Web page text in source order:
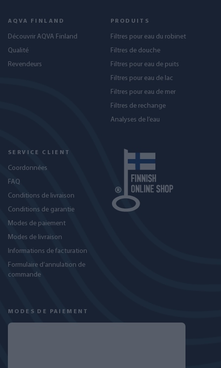
AQVA FINLAND
Découvrir AQVA Finland
Qualité
Revendeurs
PRODUITS
Filtres pour eau du robinet
Filtres de douche
Filtres pour eau de puits
Filtres pour eau de lac
Filtres pour eau de mer
Filtres de rechange
Analyses de l’eau
SERVICE CLIENT
Coordonnées
FAQ
Conditions de livraison
Conditions de garantie
Modes de paiement
Modes de livraison
Informations de facturation
Formulaire d’annulation de
commande
MODES DE PAIEMENT